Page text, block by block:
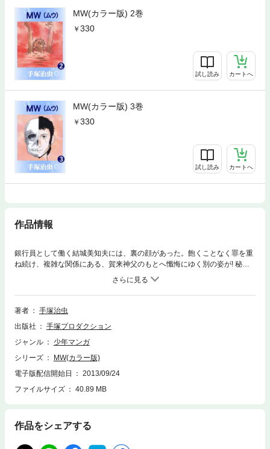
MW(カラー版) 2巻
330
試し読み カートへ
MW(カラー版) 3巻
330
試し読み カートへ
作品情報
銀行員として働く結城美知夫には、裏の顔があった。飽くことなく罪を重
ね続け、複雑な関係にある、賀来神父のもとへ懺悔にゆく別の姿が! 秘密
毒ガス兵器”MW”を軸に、現代の科学万能主義にメスを入れる問題作。
著者
手塚治虫
出版社
手塚プロダクション
ジャンル
少年マンガ
シリーズ
MW(カラー版)
電子版配信開始日
2013/09/24
ファイルサイズ
40.89 MB
作品をシェアする